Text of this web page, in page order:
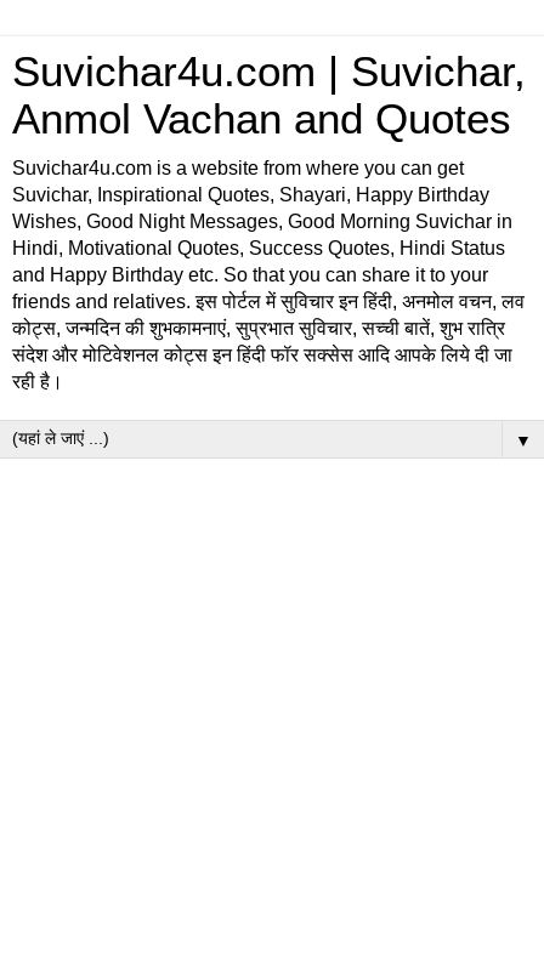
Suvichar4u.com | Suvichar,
Anmol Vachan and Quotes
Suvichar4u.com is a website from where you can get
Suvichar, Inspirational Quotes, Shayari, Happy Birthday
Wishes, Good Night Messages, Good Morning Suvichar in
Hindi, Motivational Quotes, Success Quotes, Hindi Status
and Happy Birthday etc. So that you can share it to your
friends and relatives. इस पोर्टल में सुविचार इन हिंदी, अनमोल वचन, लव
कोट्स, जन्मदिन की शुभकामनाएं, सुप्रभात सुविचार, सच्ची बातें, शुभ रात्रि
संदेश और मोटिवेशनल कोट्स इन हिंदी फॉर सक्सेस आदि आपके लिये दी जा
रही है।
▼